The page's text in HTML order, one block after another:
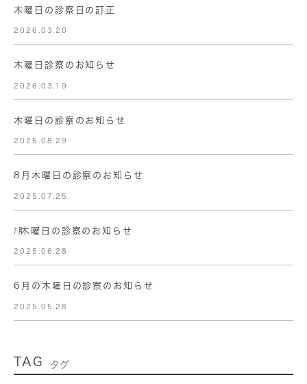
木曜日の診察日の訂正
2026.03.20
木曜日診察のお知らせ
2026.03.19
木曜日の診察のお知らせ
2025.08.29
8月木曜日の診察のお知らせ
2025.07.25
㋆木曜日の診察のお知らせ
2025.06.28
6月の木曜日の診察のお知らせ
2025.05.28
TAG タグ